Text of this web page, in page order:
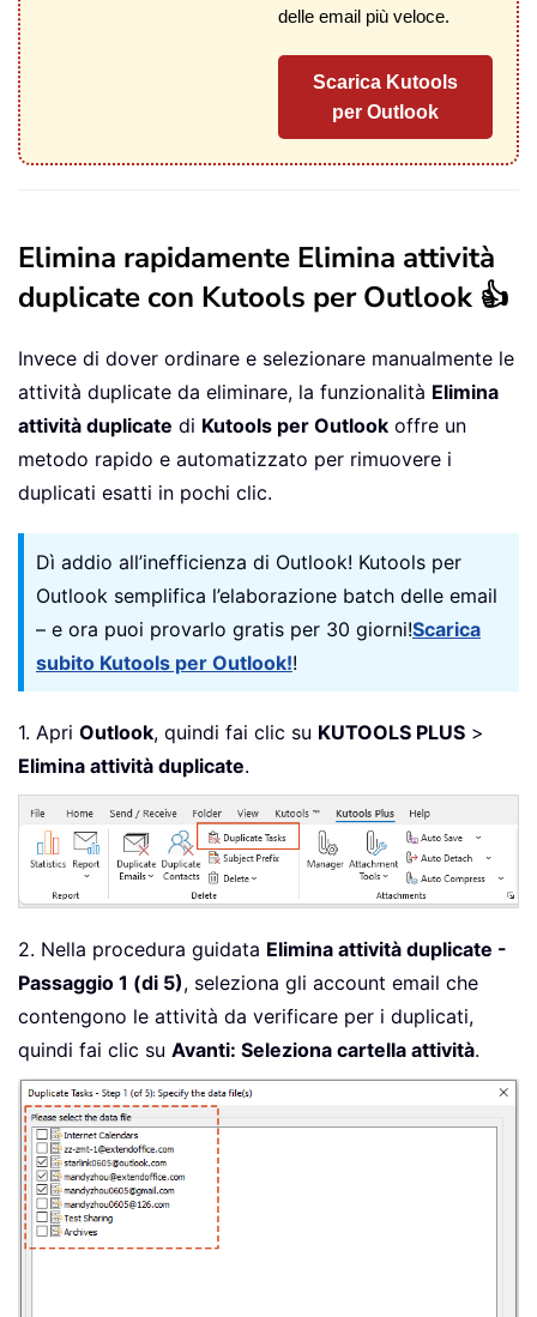
delle email più veloce.
Scarica Kutools
per Outlook
Elimina rapidamente Elimina attività
duplicate con Kutools per Outlook 👍
Invece di dover ordinare e selezionare manualmente le
attività duplicate da eliminare, la funzionalità Elimina
attività duplicate di Kutools per Outlook offre un
metodo rapido e automatizzato per rimuovere i
duplicati esatti in pochi clic.
Dì addio all’inefficienza di Outlook! Kutools per
Outlook semplifica l’elaborazione batch delle email
– e ora puoi provarlo gratis per 30 giorni!Scarica
subito Kutools per Outlook!!
1. Apri Outlook, quindi fai clic su KUTOOLS PLUS >
Elimina attività duplicate.
2. Nella procedura guidata Elimina attività duplicate -
Passaggio 1 (di 5), seleziona gli account email che
contengono le attività da verificare per i duplicati,
quindi fai clic su Avanti: Seleziona cartella attività.